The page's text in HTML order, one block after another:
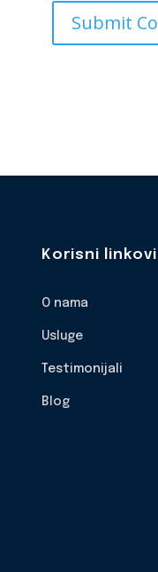
Korisni linkovi
O nama
Usluge
Testimonijali
Blog